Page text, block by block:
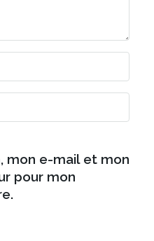
mon e-mail et mon
pour mon